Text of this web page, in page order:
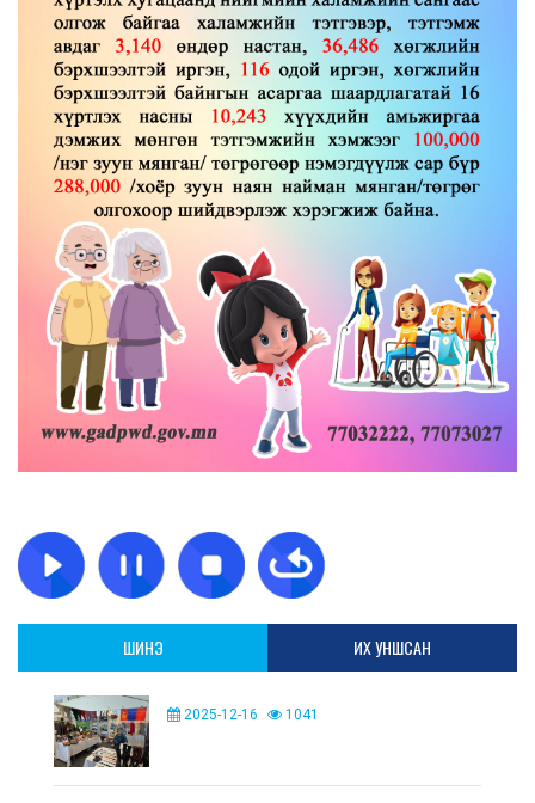
ШИНЭ ИХ УНШСАН
2025-12-16 1041